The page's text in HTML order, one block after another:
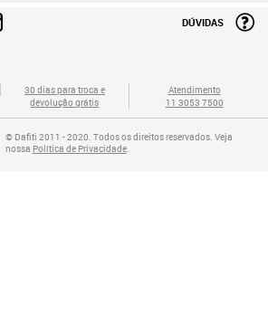
DÚVIDAS
30 dias para troca e
devolução grátis
Atendimento
11 3053 7500
© Dafiti 2011 - 2020. Todos os direitos reservados. Veja
nossa Política de Privacidade.